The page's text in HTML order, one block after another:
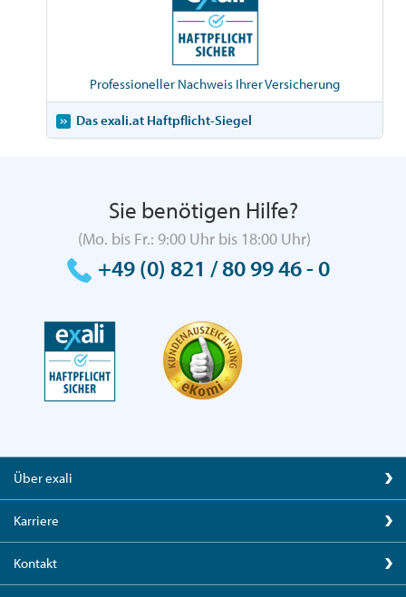
Professioneller Nachweis Ihrer Versicherung
Das exali.at Haftpflicht-Siegel
Sie benötigen Hilfe?
(Mo. bis Fr.: 9:00 Uhr bis 18:00 Uhr)
+49 (0) 821 / 80 99 46 - 0
Über exali
Karriere
Kontakt